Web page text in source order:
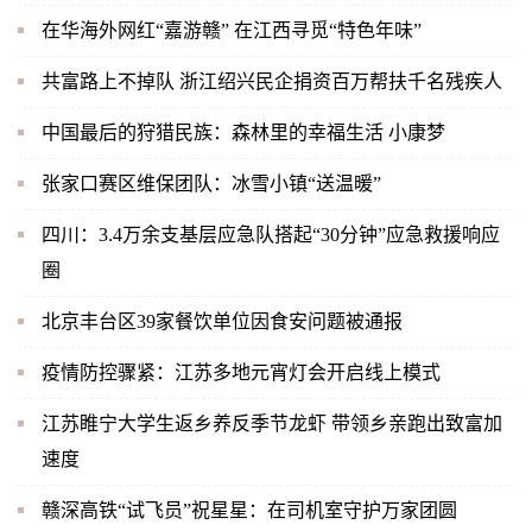
在华海外网红“嘉游赣” 在江西寻觅“特色年味”
共富路上不掉队 浙江绍兴民企捐资百万帮扶千名残疾人
中国最后的狩猎民族：森林里的幸福生活 小康梦
张家口赛区维保团队：冰雪小镇“送温暖”
四川：3.4万余支基层应急队搭起“30分钟”应急救援响应
圈
北京丰台区39家餐饮单位因食安问题被通报
疫情防控骤紧：江苏多地元宵灯会开启线上模式
江苏睢宁大学生返乡养反季节龙虾 带领乡亲跑出致富加
速度
赣深高铁“试飞员”祝星星：在司机室守护万家团圆